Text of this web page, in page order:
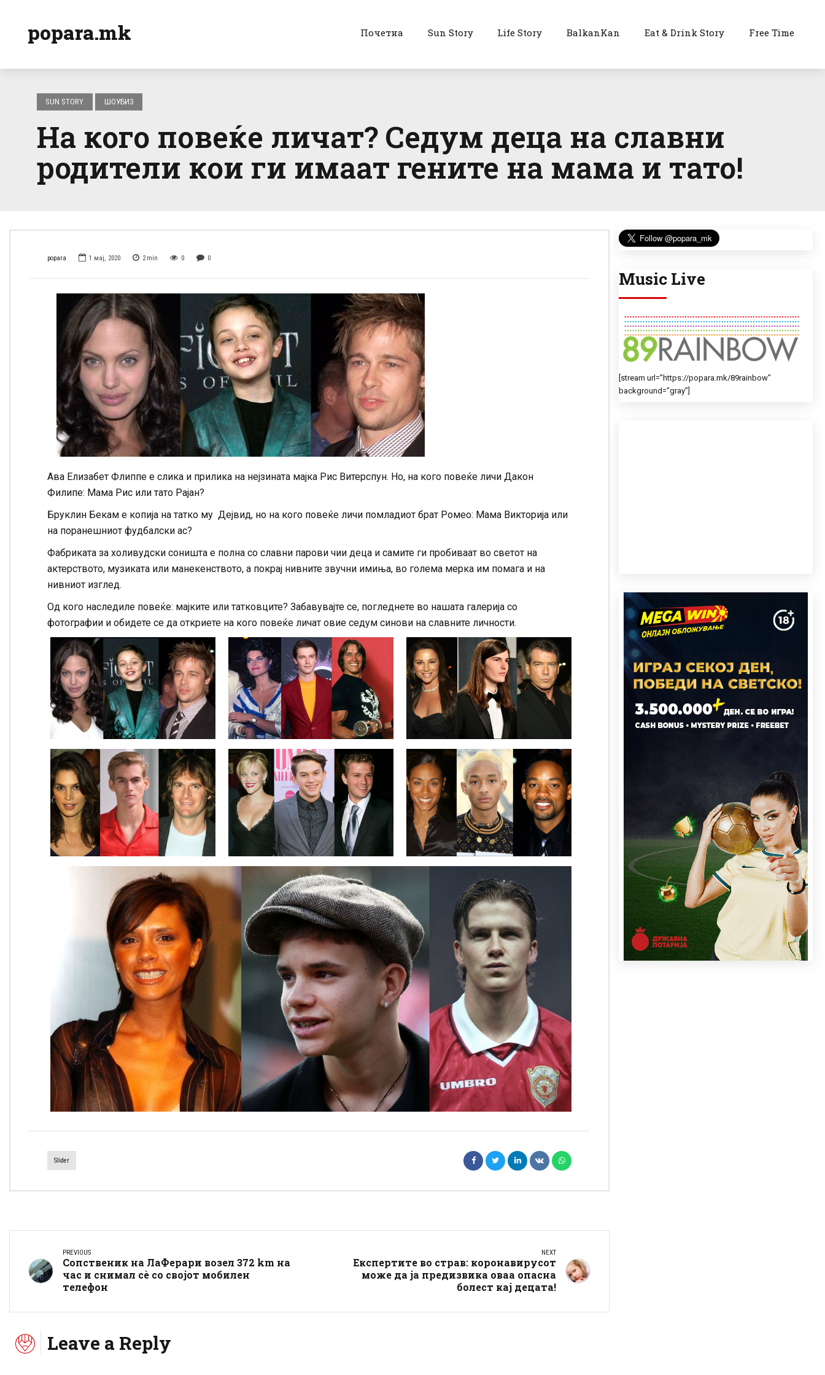
popara.mk Почетна Sun Story Life Story BalkanKan Eat & Drink Story Free Time
SUN STORY ШОУБИЗ
На кого повеќе личат? Седум деца на славни
родители кои ги имаат гените на мама и тато!
popara 1 мај, 2020 2 min 0 0
Ава Елизабет Флиппе е слика и прилика на нејзината мајка Рис Витерспун. Но, на кого повеќе личи Дакон
Филипе: Мама Рис или тато Рајан?
Бруклин Бекам е копија на татко му Дејвид, но на кого повеќе личи помладиот брат Ромео: Мама Викторија или
на поранешниот фудбалски ас?
Фабриката за холивудски соништа е полна со славни парови чии деца и самите ги пробиваат во светот на
актерството, музиката или манекенството, а покрај нивните звучни имиња, во голема мерка им помага и на
нивниот изглед.
Од кого наследиле повеќе: мајките или татковците? Забавувајте се, погледнете во нашата галерија со
фотографии и обидете се да откриете на кого повеќе личат овие седум синови на славните личности.
Slider
PREVIOUS
Сопственик на ЛаФерари возел 372 km на
час и снимал сè со својот мобилен
телефон
NEXT
Експертите во страв: коронавирусот
може да ја предизвика оваа опасна
болест кај децата!
Leave a Reply
Music Live
[stream url=”https://popara.mk/89rainbow”
background=”gray”]